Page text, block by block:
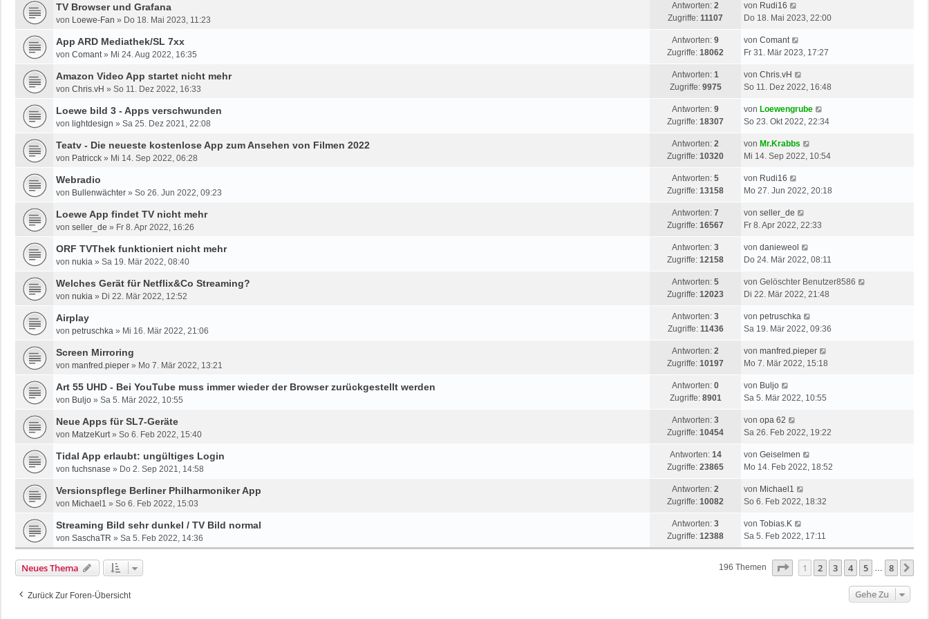
TV Browser und Grafana
von Loewe-Fan » Do 18. Mai 2023, 11:23
Antworten: 2
Zugriffe: 11107
von Rudi16
Do 18. Mai 2023, 22:00
App ARD Mediathek/SL 7xx
von Comant» Mi 24. Aug 2022, 16:35
Antworten: 9
Zugriffe: 18062
von Comant
Fr 31. Mär 2023, 17:27
Amazon Video App startet nicht mehr
von Chris.vH » So 11. Dez 2022, 16:33
Antworten: 1
Zugriffe: 9975
von Chris.vH
So 11. Dez 2022, 16:48
Loewe bild 3 - Apps verschwunden
von lightdesign » Sa 25. Dez 2021, 22:08
Antworten: 9
Zugriffe: 18307
von Loewengrube
So 23. Okt 2022, 22:34
Teatv - Die neueste kostenlose App zum Ansehen von Filmen 2022
von Patricck » Mi 14. Sep 2022, 06:28
Antworten: 2
Zugriffe: 10320
von Mr.Krabbs
Mi 14. Sep 2022, 10:54
Webradio
von Bullenwächter » So 26. Jun 2022, 09:23
Antworten: 5
Zugriffe: 13158
von Rudi16
Mo 27. Jun 2022, 20:18
Loewe App findet TV nicht mehr
von seller_de » Fr 8. Apr 2022, 16:26
Antworten: 7
Zugriffe: 16567
von seller_de
Fr 8. Apr 2022, 22:33
ORF TVThek funktioniert nicht mehr
von nukia » Sa 19. Mär 2022, 08:40
Antworten: 3
Zugriffe: 12158
von danieweol
Do 24. Mär 2022, 08:11
Welches Gerät für Netflix&Co Streaming?
von nukia » Di 22. Mär 2022, 12:52
Antworten: 5
Zugriffe: 12023
von Gelöschter Benutzer8586
Di 22. Mär 2022, 21:48
Airplay
von petruschka » Mi 16. Mär 2022, 21:06
Antworten: 3
Zugriffe: 11436
von petruschka
Sa 19. Mär 2022, 09:36
Screen Mirroring
von manfred.pieper » Mo 7. Mär 2022, 13:21
Antworten: 2
Zugriffe: 10197
von manfred.pieper
Mo 7. Mär 2022, 15:18
Art 55 UHD - Bei YouTube muss immer wieder der Browser zurückgestellt werden
von Buljo » Sa 5. Mär 2022, 10:55
Antworten: 0
Zugriffe: 8901
von Buljo
Sa 5. Mär 2022, 10:55
Neue Apps für SL7-Geräte
von MatzeKurt» So 6. Feb 2022, 15:40
Antworten: 3
Zugriffe: 10454
von opa 62
Sa 26. Feb 2022, 19:22
Tidal App erlaubt: ungültiges Login
von fuchsnase » Do 2. Sep 2021, 14:58
Antworten: 14
Zugriffe: 23865
von Geiselmen
Mo 14. Feb 2022, 18:52
Versionspflege Berliner Philharmoniker App
von Michael1 » So 6. Feb 2022, 15:03
Antworten: 2
Zugriffe: 10082
von Michael1
So 6. Feb 2022, 18:32
Streaming Bild sehr dunkel / TV Bild normal
von SaschaTR » Sa 5. Feb 2022, 14:36
Antworten: 3
Zugriffe: 12388
von Tobias.K
Sa 5. Feb 2022, 17:11
Neues Thema 196 Themen Seite Von
1 2 3 4 5 … 8
Zurück Zur Foren-Übersicht Gehe Zu